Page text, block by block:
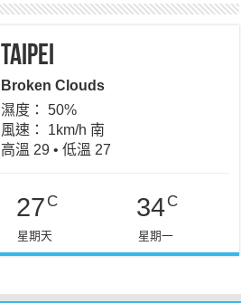
Taipei
Broken Clouds
濕度： 50%
風速： 1km/h 南
高溫 29 • 低溫 27
27 C
星期天
34C
星期一